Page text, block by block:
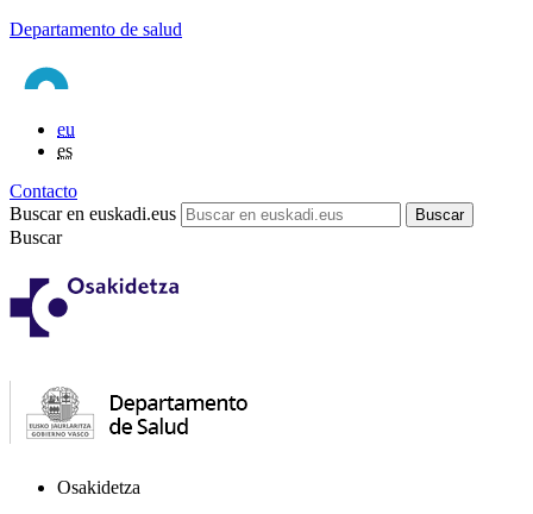
Departamento de salud
eu
es
Contacto
Buscar en euskadi.eus
Buscar
Osakidetza